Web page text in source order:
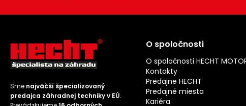
Sme najväčší špecializovaný
predajca záhradnej techniky v EÚ.
O spoločnosti
O spoločnosti HECHT
Kontakty
Predajne HECHT
Predajné miesta
Kariéra